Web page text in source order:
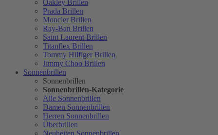
Oakley Brillen
Prada Brillen
Moncler Brillen
Ray-Ban Brillen
Saint Laurent Brillen
Titanflex Brillen
Tommy Hilfiger Brillen
Jimmy Choo Brillen
Sonnenbrillen
Sonnenbrillen
Sonnenbrillen-Kategorie
Alle Sonnenbrillen
Damen Sonnenbrillen
Herren Sonnenbrillen
Überbrillen
Neuheiten Sonnenbrillen